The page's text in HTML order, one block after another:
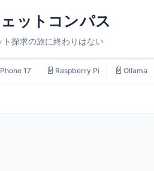
ットコンパス
ト探求の旅に終わりはない
17 📄 Raspberry Pi 📄 Ollama